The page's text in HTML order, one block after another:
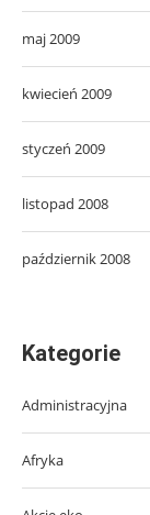
maj 2009
kwiecień 2009
styczeń 2009
listopad 2008
październik 2008
Kategorie
Administracyjna
Afryka